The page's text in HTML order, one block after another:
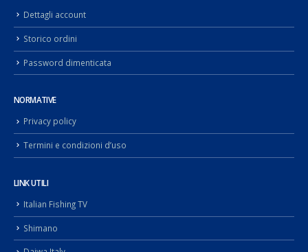
Dettagli account
Storico ordini
Password dimenticata
NORMATIVE
Privacy policy
Termini e condizioni d’uso
LINK UTILI
Italian Fishing TV
Shimano